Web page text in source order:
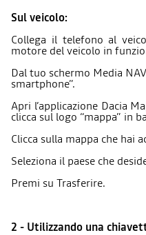
Sul veicolo:
Collega il telefono al
motore del veicolo in
Dal tuo schermo Media
smartphone”.
Apri l’applicazione Dacia
clicca sul logo “mappa” in
Clicca sulla mappa che hai
Seleziona il paese che
Premi su Trasferire.
2 - Utilizzando una